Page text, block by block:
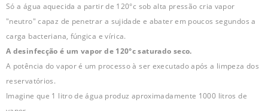
Só a água aquecida a partir de 120°c sob alta pressão cria vapor
"neutro" capaz de penetrar a sujidade e abater em poucos segundos a
carga bacteriana, fúngica e vírica.
A desinfecção é um vapor de 120°c saturado seco.
A potência do vapor é um processo à ser executado após a limpeza dos
reservatórios.
Imagine que 1 litro de água produz aproximadamente 1000 litros de